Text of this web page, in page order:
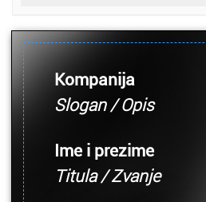
Kompanija
Slogan / Opis
Ime i prezime
Titula / Zvanje